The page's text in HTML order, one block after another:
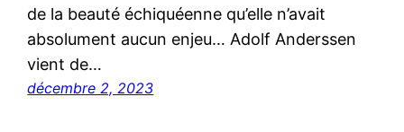
de la beauté échiquéenne qu’elle n’avait
absolument aucun enjeu… Adolf Anderssen
vient de…
décembre 2, 2023